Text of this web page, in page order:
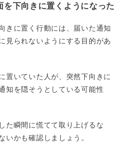
を下向きに置くようになった
きに置く行動には、届いた通知
見られないようにする目的があ
置いていた人が、突然下向きに
知を隠そうとしている可能性
た瞬間に慌てて取り上げるな
いかも確認しましょう。